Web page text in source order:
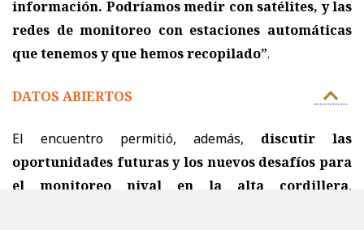
información. Podríamos medir con satélites, y las
redes de monitoreo con estaciones automáticas
que tenemos y que hemos recopilado”.
DATOS ABIERTOS
El encuentro permitió, además,
discutir las
oportunidades futuras y los nuevos desafíos para
el monitoreo nival en la alta cordillera,